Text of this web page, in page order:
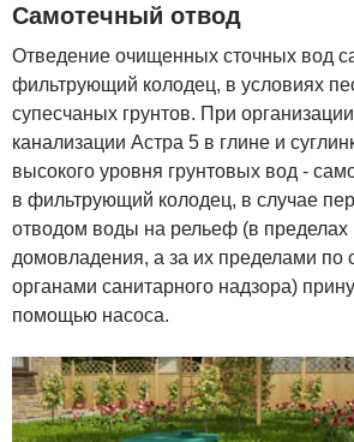
Самотечный отвод
Отведение очищенных сточных вод
фильтрующий колодец, в условиях
супесчаных грунтов. При
канализации Астра 5 в глине и
высокого уровня грунтовых вод -
в фильтрующий колодец, в случае
отводом воды на рельеф (в пределах
домовладения, а за их пределами по
органами санитарного надзора)
помощью насоса.